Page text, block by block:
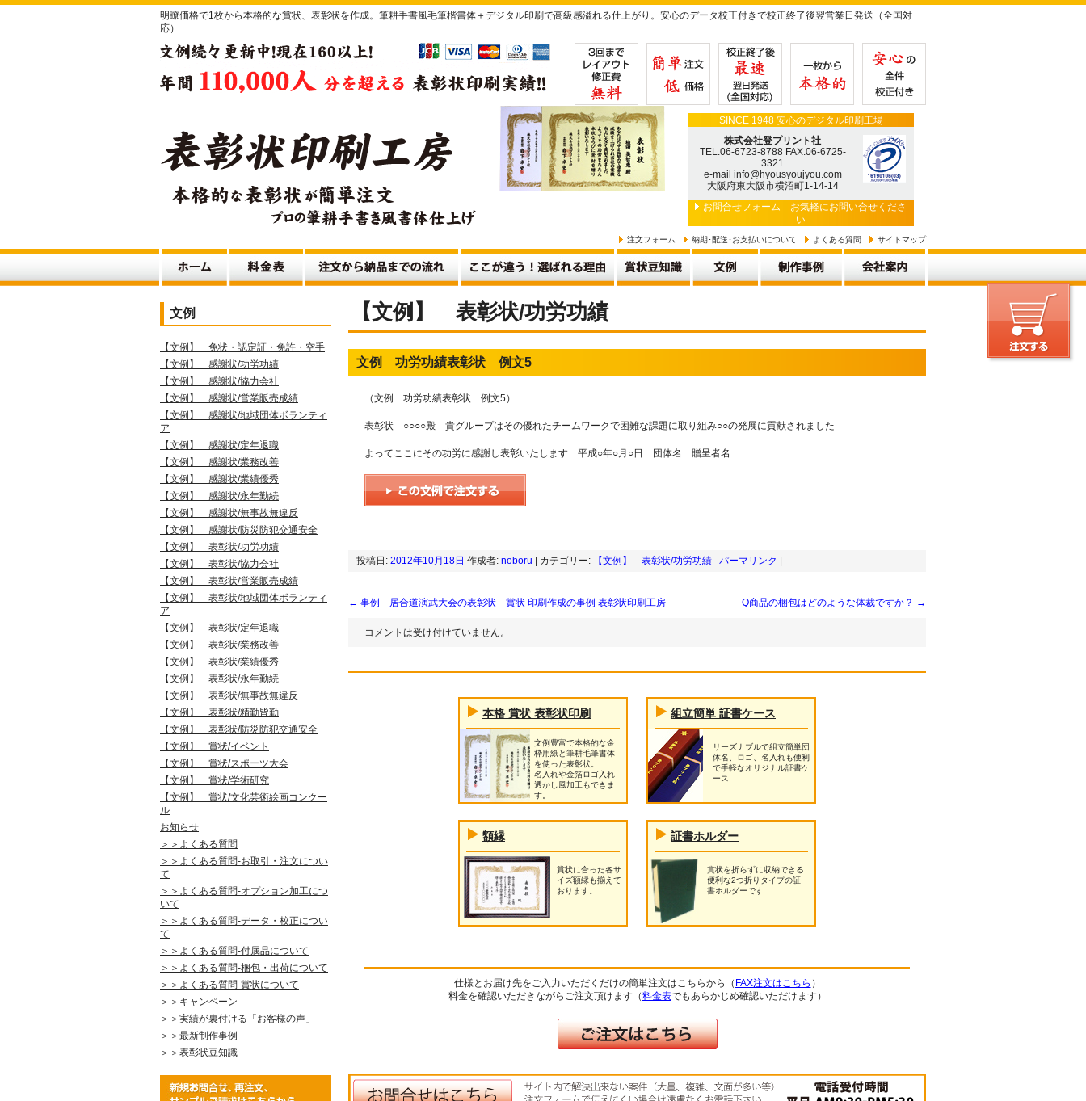
明瞭価格で1枚から本格的な賞状、表彰状を作成。筆耕手書風毛筆楷書体＋デジタル印刷で高級感溢れる仕上がり。安心のデータ校正付きで校正終了後翌営業日発送（全国対
応）
SINCE 1948 安心のデジタル印刷工場
株式会社登プリント社
TEL.06-6723-8788 FAX.06-6725-
3321
e-mail info@hyousyoujyou.com
大阪府東大阪市横沼町1-14-14
お問合せフォーム お気軽にお問い合せくださ
い
サイトマップ
よくある質問
納期･配送･お支払いについて
注文フォーム
【文例】 表彰状/功労功績
文例 功労功績表彰状 例文5
（文例 功労功績表彰状 例文5）
表彰状 ○○○○殿 貴グループはその優れたチームワークで困難な課題に取り組み○○の発展に貢献されました
よってここにその功労に感謝し表彰いたします 平成○年○月○日 団体名 贈呈者名
投稿日: 2012年10月18日 作成者: noboru | カテゴリー: 【文例】 表彰状/功労功績 パーマリンク
← 事例 居合道演武大会の表彰状 賞状 印刷作成の事例 表彰状印刷工房 Q商品の梱包はどのような体裁ですか？ →
コメントは受け付けていません。
本格 賞状 表彰状印刷
文例豊富で本格的な金
枠用紙と筆耕毛筆書体
を使った表彰状。
名入れや金箔ロゴ入れ
透かし風加工もできま
す。
組立簡単 証書ケース
リーズナブルで組立簡単団
体名、ロゴ、名入れも便利
で手軽なオリジナル証書ケ
ース
額縁
賞状に合った各サ
イズ額縁も揃えて
おります。
証書ホルダー
賞状を折らずに収納できる
便利な2つ折りタイプの証
書ホルダーです
仕様とお届け先をご入力いただくだけの簡単注文はこちらから（ FAX注文はこちら ）
料金を確認いただきながらご注文頂けます（料金表でもあらかじめ確認いただけます）
文例
【文例】 免状・認定証・免許・空手
【文例】 感謝状/功労功績
【文例】 感謝状/協力会社
【文例】 感謝状/営業販売成績
【文例】 感謝状/地域団体ボランティ
ア
【文例】 感謝状/定年退職
【文例】 感謝状/業務改善
【文例】 感謝状/業績優秀
【文例】 感謝状/永年勤続
【文例】 感謝状/無事故無違反
【文例】 感謝状/防災防犯交通安全
【文例】 表彰状/功労功績
【文例】 表彰状/協力会社
【文例】 表彰状/営業販売成績
【文例】 表彰状/地域団体ボランティ
ア
【文例】 表彰状/定年退職
【文例】 表彰状/業務改善
【文例】 表彰状/業績優秀
【文例】 表彰状/永年勤続
【文例】 表彰状/無事故無違反
【文例】 表彰状/精勤皆勤
【文例】 表彰状/防災防犯交通安全
【文例】 賞状/イベント
【文例】 賞状/スポーツ大会
【文例】 賞状/学術研究
【文例】 賞状/文化芸術絵画コンクー
ル
お知らせ
＞＞よくある質問
＞＞よくある質問-お取引・注文につい
て
＞＞よくある質問-オプション加工につ
いて
＞＞よくある質問-データ・校正につい
て
＞＞よくある質問-付属品について
＞＞よくある質問-梱包・出荷について
＞＞よくある質問-賞状について
＞＞キャンペーン
＞＞実績が裏付ける「お客様の声」
＞＞最新制作事例
＞＞表彰状豆知識